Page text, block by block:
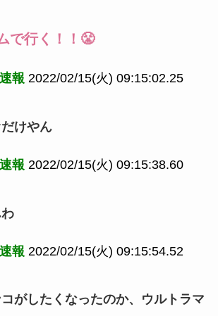
で行く！！😤
報 2022/02/15(火) 09:15:02.25
けやん
報 2022/02/15(火) 09:15:38.60
報 2022/02/15(火) 09:15:54.52
がしたくなったのか、ウルトラマ